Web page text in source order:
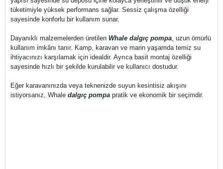
tüketimiyle yüksek performans sağlar. Sessiz çalışma özelliği
sayesinde konforlu bir kullanım sunar.
Dayanıklı malzemelerden üretilen Whale dalgıç pompa, uzun ömürlü
kullanım imkânı tanır. Kamp, karavan ve marin yaşamda temiz su
ihtiyacınızı karşılamak için idealdir. Ayrıca basit montaj özelliği
sayesinde hızlı bir şekilde kurulabilir ve kullanıcı dostudur.
Eğer karavanınızda veya teknenizde suyun kesintisiz akışını
istiyorsanız, Whale dalgıç pompa pratik ve ekonomik bir seçimdir.